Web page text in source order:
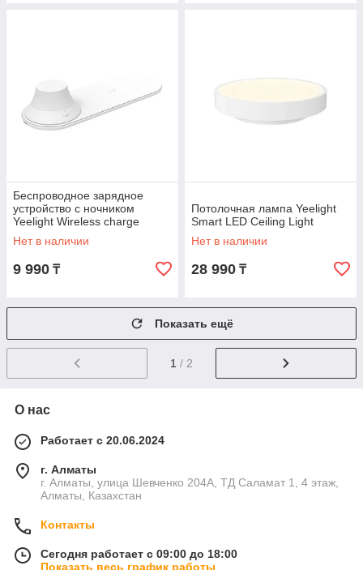
Беспроводное зарядное
устройство с ночником
Yeelight Wireless charge
nightlight Белый
Нет в наличии
9 990 ₸
Потолочная лампа Yeelight
Smart LED Ceiling Light
Нет в наличии
28 990 ₸
Показать ещё
1 / 2
О нас
Работает с 20.06.2024
г. Алматы
г. Алматы, улица Шевченко 204А, ТД Саламат 1, 4 этаж,
Алматы, Казахстан
Контакты
Сегодня работает с 09:00 до 18:00
Показать весь график работы